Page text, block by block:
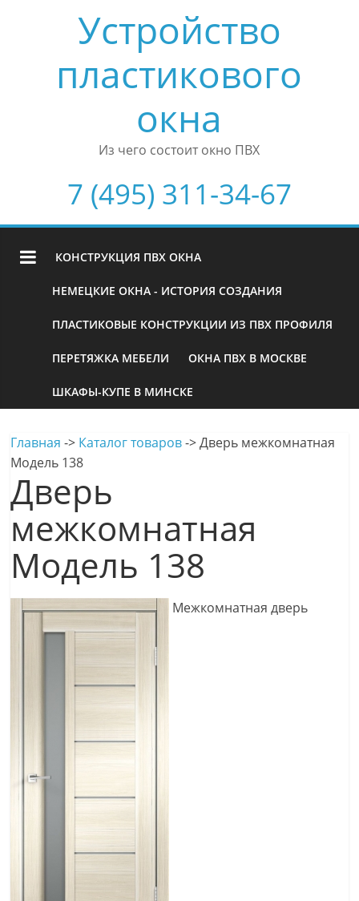
Устройство
пластикового
окна
Из чего состоит окно ПВХ
7 (495) 311-34-67
КОНСТРУКЦИЯ ПВХ ОКНА
НЕМЕЦКИЕ ОКНА - ИСТОРИЯ СОЗДАНИЯ
ПЛАСТИКОВЫЕ КОНСТРУКЦИИ ИЗ ПВХ ПРОФИЛЯ
ПЕРЕТЯЖКА МЕБЕЛИ ОКНА ПВХ В МОСКВЕ
ШКАФЫ-КУПЕ В МИНСКЕ
Главная -> Каталог товаров->Дверь межкомнатная
Модель 138
Дверь
межкомнатная
Модель 138
Межкомнатная дверь